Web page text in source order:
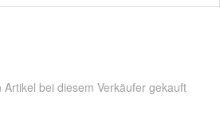
bei diesem Verkäufer gekauft